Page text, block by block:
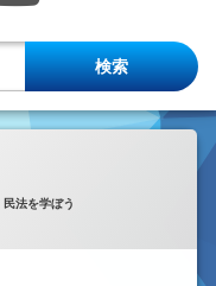
カテゴリー:
民法を学ぼう